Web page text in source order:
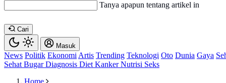
Tanya apapun tentang artikel ini.
Cari
Masuk
News Politik Ekonomi Artis Trending Teknologi Oto Dunia Gaya
Sehat BugarDiagnosis Diet KankerNutrisi Seks
Home